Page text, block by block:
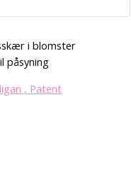
i blomster
påsyning
, Patent